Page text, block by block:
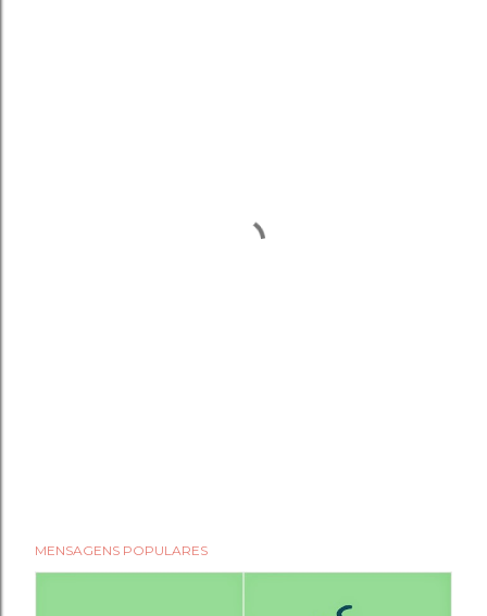
MENSAGENS POPULARES